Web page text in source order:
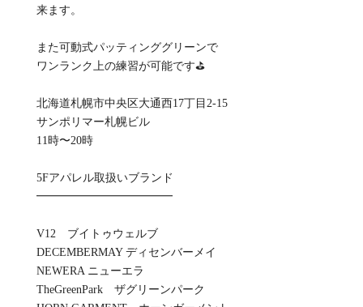
来ます。
また可動式パッティンググリーンで
ワンランク上の練習が可能です⛳️
北海道札幌市中央区大通西17丁目2-15
サンポリマー札幌ビル
11時〜20時
5Fアパレル取扱いブランド
━━━━━━━━━━━━
V12 ブイトゥウェルブ
DECEMBERMAY ディセンバーメイ
NEWERA ニューエラ
TheGreenPark ザグリーンパーク